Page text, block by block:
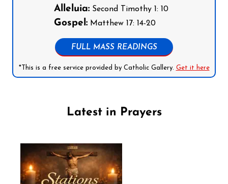
Alleluia:Second Timothy 1: 10
Gospel:Matthew 17: 14-20
FULL MASS READINGS
*This is a free service provided by Catholic Gallery. Get it here
Latest in Prayers